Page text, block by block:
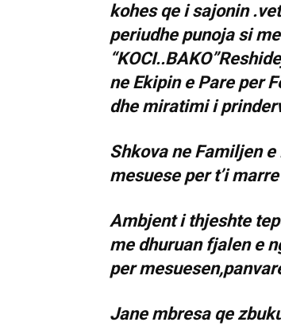
kohes qe i sajonin
periudhe punoja si
ne Ekipin e Pare per
dhe miratimi i
Shkova ne Familjen
mesuese per t’i
Ambjent i thjeshte
me dhuruan fjalen e
per
Jane mbresa qe